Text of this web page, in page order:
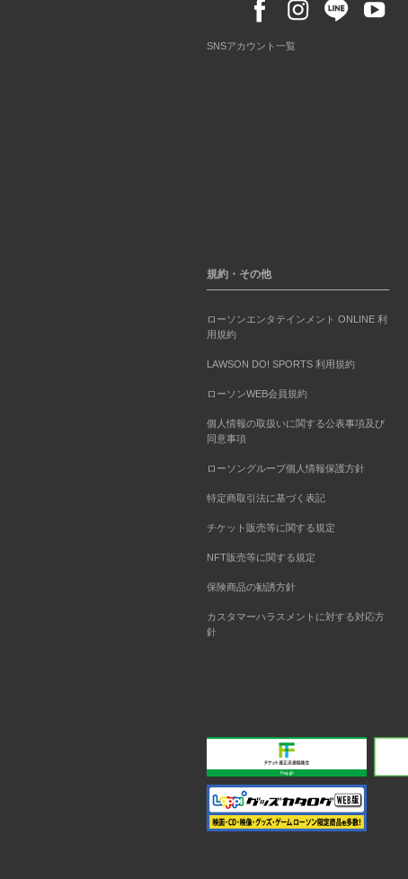
SNSアカウント一覧
規約・その他
ローソンエンタテインメント ONLINE 利
用規約
LAWSON DO! SPORTS 利用規約
ローソンWEB会員規約
個人情報の取扱いに関する公表事項及び
同意事項
ローソングループ個人情報保護方針
特定商取引法に基づく表記
チケット販売等に関する規定
NFT販売等に関する規定
保険商品の勧誘方針
カスタマーハラスメントに対する対応方
針